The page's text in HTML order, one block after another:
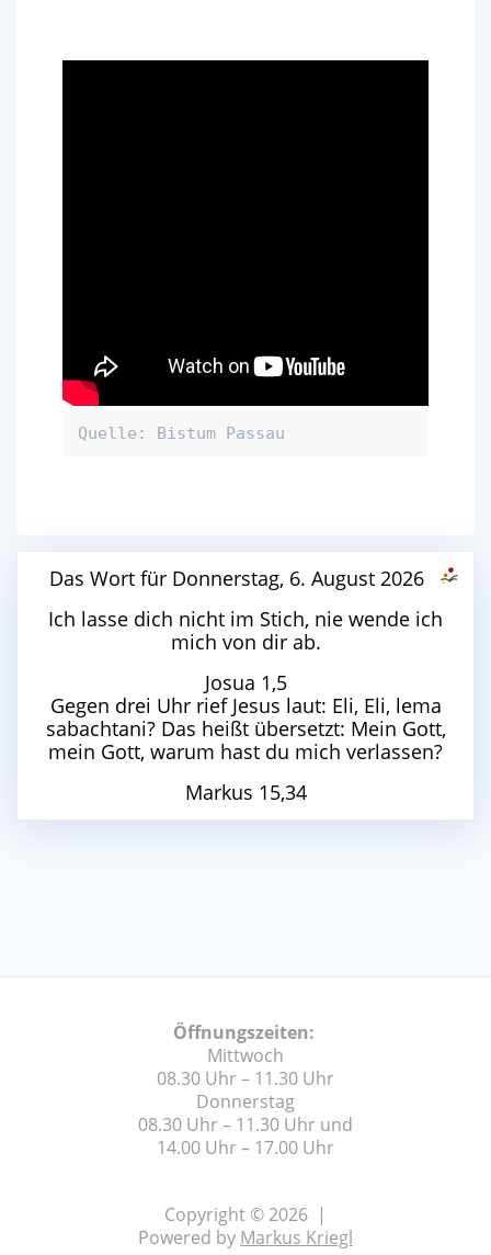
Quelle: Bistum Passau
Das Wort für Donnerstag, 6. August 2026
Ich lasse dich nicht im Stich, nie wende ich
mich von dir ab.
Josua 1,5
Gegen drei Uhr rief Jesus laut: Eli, Eli, lema
sabachtani? Das heißt übersetzt: Mein Gott,
mein Gott, warum hast du mich verlassen?
Markus 15,34
Öffnungszeiten:
Mittwoch
08.30 Uhr – 11.30 Uhr
Donnerstag
08.30 Uhr – 11.30 Uhr und
14.00 Uhr – 17.00 Uhr
Copyright © 2026 |
Powered by Markus Kriegl